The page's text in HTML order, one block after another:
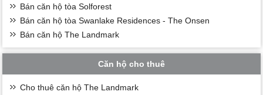
Bán căn hộ tòa Solforest
Bán căn hộ tòa Swanlake Residences - The Onsen
Bán căn hộ The Landmark
Căn hộ cho thuê
Cho thuê căn hộ The Landmark